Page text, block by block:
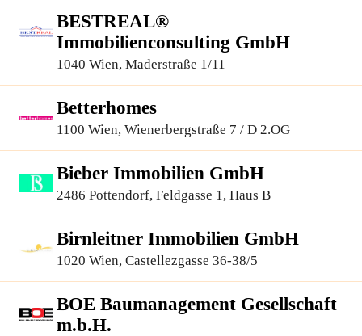
BESTREAL®
Immobilienconsulting GmbH
1040 Wien, Maderstraße 1/11
Betterhomes
1100 Wien, Wienerbergstraße 7 / D 2.OG
Bieber Immobilien GmbH
2486 Pottendorf, Feldgasse 1, Haus B
Birnleitner Immobilien GmbH
1020 Wien, Castellezgasse 36-38/5
BOE Baumanagement Gesellschaft
m.b.H.